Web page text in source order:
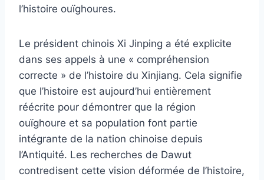
l’histoire ouïghoures.
Le président chinois Xi Jinping a été explicite
dans ses appels à une « compréhension
correcte » de l’histoire du Xinjiang. Cela signifie
que l’histoire est aujourd’hui entièrement
réécrite pour démontrer que la région
ouïghoure et sa population font partie
intégrante de la nation chinoise depuis
l’Antiquité. Les recherches de Dawut
contredisent cette vision déformée de l’histoire,